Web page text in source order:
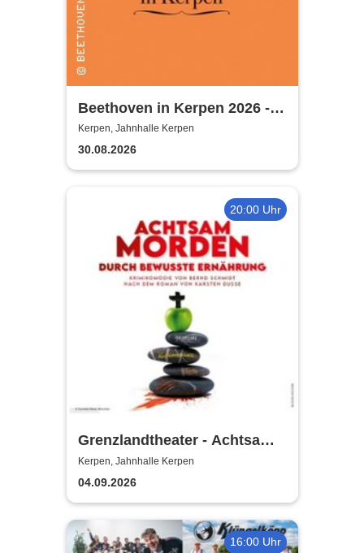
Beethoven in Kerpen 2026 -
Sommerkonzerte 2026
Kerpen, Jahnhalle Kerpen
30.08.2026
20:00 Uhr
Grenzlandtheater - Achtsam
Morden durch bewusste
Ernährung
Kerpen, Jahnhalle Kerpen
04.09.2026
16:00 Uhr